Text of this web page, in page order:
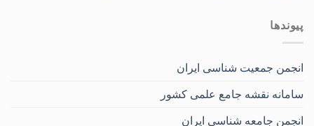
پیوندها
انجمن جمعیت شناسی ایران
سامانه نقشه جامع علمی کشور
انجمن جامعه شناسی ایران